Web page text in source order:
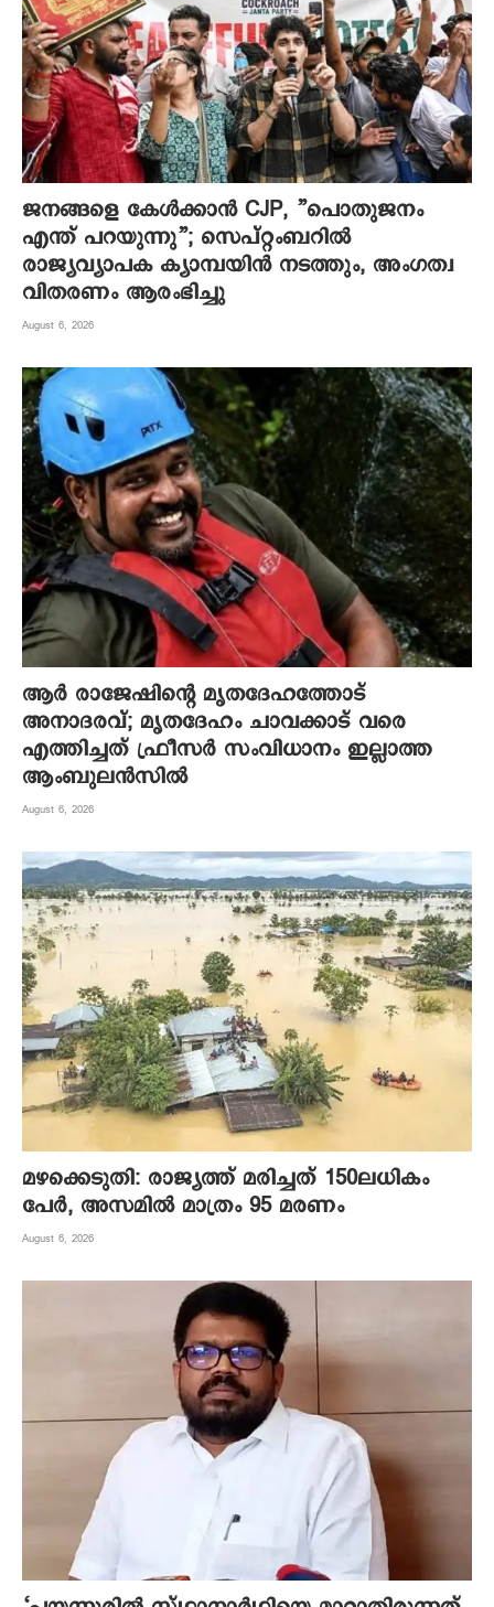
ജനങ്ങളെ കേൾക്കാൻ CJP, ”പൊതുജനം
എന്ത് പറയുന്നു”; സെപ്റ്റംബറിൽ
രാജ്യവ്യാപക ക്യാമ്പയിൻ നടത്തും, അംഗത്വ
വിതരണം ആരംഭിച്ചു
August 6, 2026
ആര്‍ രാജേഷിന്റെ മൃതദേഹത്തോട്
അനാദരവ്; മൃതദേഹം ചാവക്കാട് വരെ
എത്തിച്ചത് ഫ്രീസര്‍ സംവിധാനം ഇല്ലാത്ത
ആംബുലന്‍സില്‍
August 6, 2026
മഴക്കെടുതി: രാജ്യത്ത് മരിച്ചത് 150ലധികം
പേർ, അസമിൽ മാത്രം 95 മരണം
August 6, 2026